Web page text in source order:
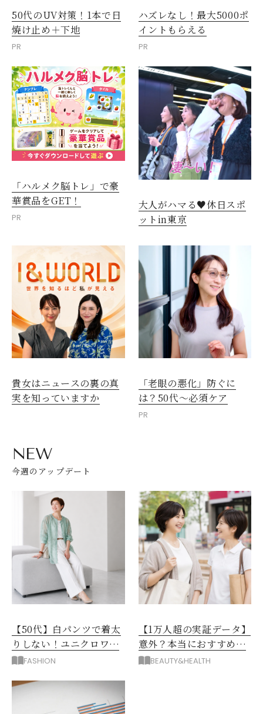
50代のUV対策！1本で日
焼け止め＋下地
PR
ハズレなし！最大5000ポ
イントもらえる
PR
「ハルメク脳トレ」で豪
華賞品をGET！
PR
大人がハマる♥休日スポ
ットin東京
貴女はニュースの裏の真
実を知っていますか
「老眼の悪化」防ぐに
は？50代～必須ケア
PR
NEW
今週のアップデート
【50代】白パンツで着太
りしない！ユニクロワイ
ドパンツ夏の着回しテク
FASHION
【1万人超の実証データ】
意外？本当におすすめな
運動とストレス解消法と
BEAUTY&HEALTH